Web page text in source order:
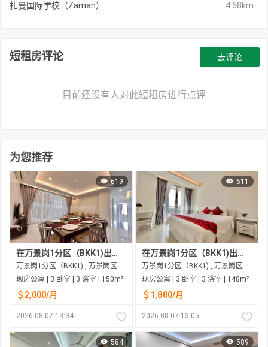
扎曼国际学校（Zaman） 4.68km
短租房评论
目前还没有人对此短租房进行点评
去评论
为您推荐
619
在万景岗1分区（BKK1)出租的现房公寓
万景岗1分区（BKK1) , 万景岗区（BKK) , 金边市
现房公寓 | 3 卧室 | 3 浴室 | 150m²
＄2,000/月
2026-08-07 13:34
611
在万景岗1分区（BKK1)出租的现房公寓
万景岗1分区（BKK1) , 万景岗区（BKK) , 金边市
现房公寓 | 3 卧室 | 3 浴室 | 148m²
＄1,800/月
2026-08-07 13:05
584 589